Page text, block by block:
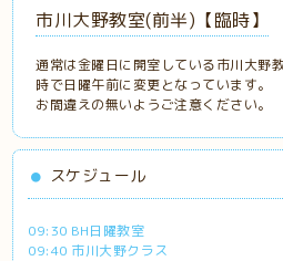
市川大野教室(前半)【臨時】
通常は金曜日に開室している市川大野
時で日曜午前に変更となっています。
お間違えの無いようご注意ください。
スケジュール
09:30 BH日曜教室
09:40 市川大野クラス